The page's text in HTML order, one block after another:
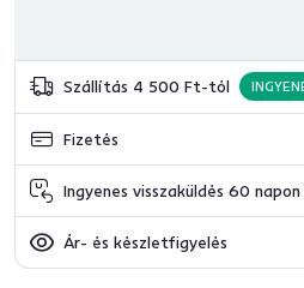
Szállítás 4 500 Ft-tól
Fizetés
Ingyenes visszaküldés 60
Ár- és készletfigyelés